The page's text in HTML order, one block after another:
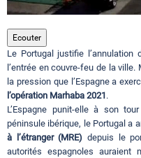
Evenements
Contact
Ecouter
Le Portugal justifie l’annulation
l’entrée en couvre-feu de la
la pression que l’Espagne a
l’opération Marhaba 2021 .
L’Espagne punit-elle à son
péninsule ibérique, le Portugal a
à l’étranger (MRE) depuis le
autorités espagnoles auraient